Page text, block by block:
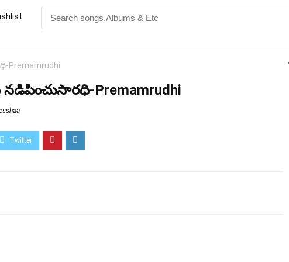
Premamrudhi